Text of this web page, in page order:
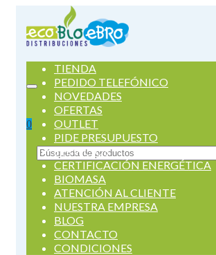
0
Buscar
por:
TIENDA
PEDIDO TELEFÓNICO
NOVEDADES
OFERTAS
OUTLET
PIDE PRESUPUESTO
SERVICIOS
CERTIFICACIÓN ENERGÉTICA
BIOMASA
ATENCIÓN AL CLIENTE
NUESTRA EMPRESA
BLOG
CONTACTO
CONDICIONES